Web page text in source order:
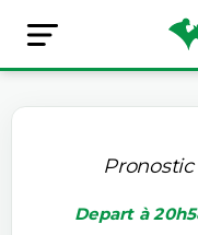
Depart à